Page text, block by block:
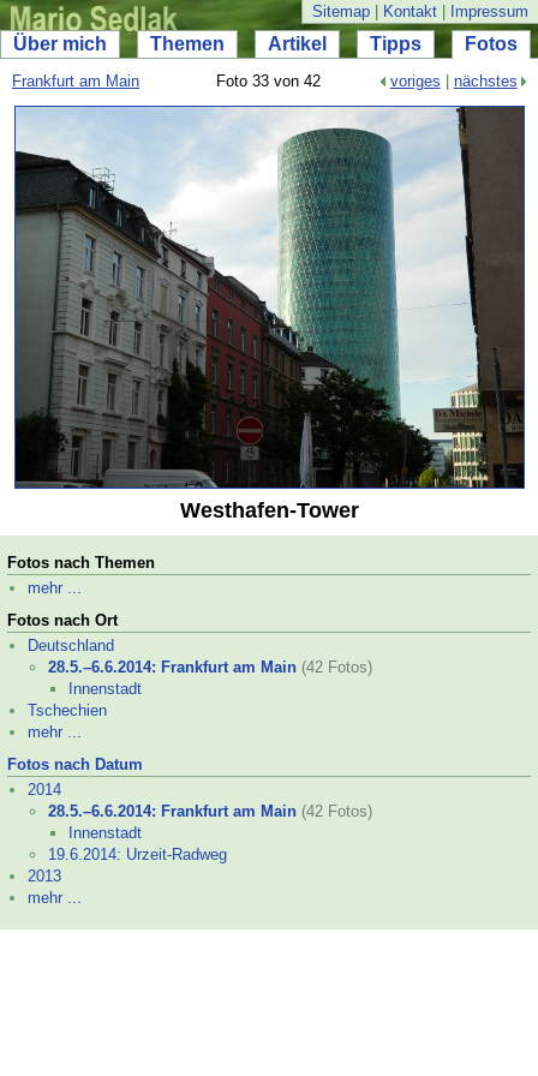
Sitemap Kontakt Impressum
Über mich Themen Artikel Tipps Fotos
Frankfurt am Main Foto 33 von 42 voriges nächstes
Westhafen-Tower
Fotos nach Themen
mehr ...
Fotos nach Ort
Deutschland
28.5.–6.6.2014: Frankfurt am Main (42 Fotos)
Innenstadt
Tschechien
mehr ...
Fotos nach Datum
2014
28.5.–6.6.2014: Frankfurt am Main (42 Fotos)
Innenstadt
19.6.2014: Urzeit-Radweg
2013
mehr ...